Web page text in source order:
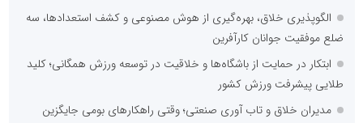
الگوپذیری خلاق، بهره‌گیری از هوش مصنوعی و کشف استعدادها، سه
ضلع موفقیت جوانان کارآفرین
ابتکار در حمایت از باشگاه‌ها و خلاقیت در توسعه ورزش همگانی؛ کلید
طلایی پیشرفت ورزش کشور
مدیران خلاق و تاب آوری صنعتی؛ وقتی راهکارهای بومی جایگزین